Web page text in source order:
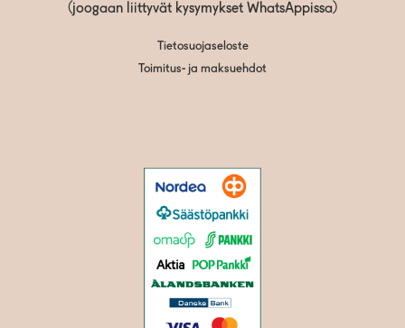
(joogaan liittyvät kysymykset WhatsAppissa)
Tietosuojaseloste
Toimitus- ja maksuehdot